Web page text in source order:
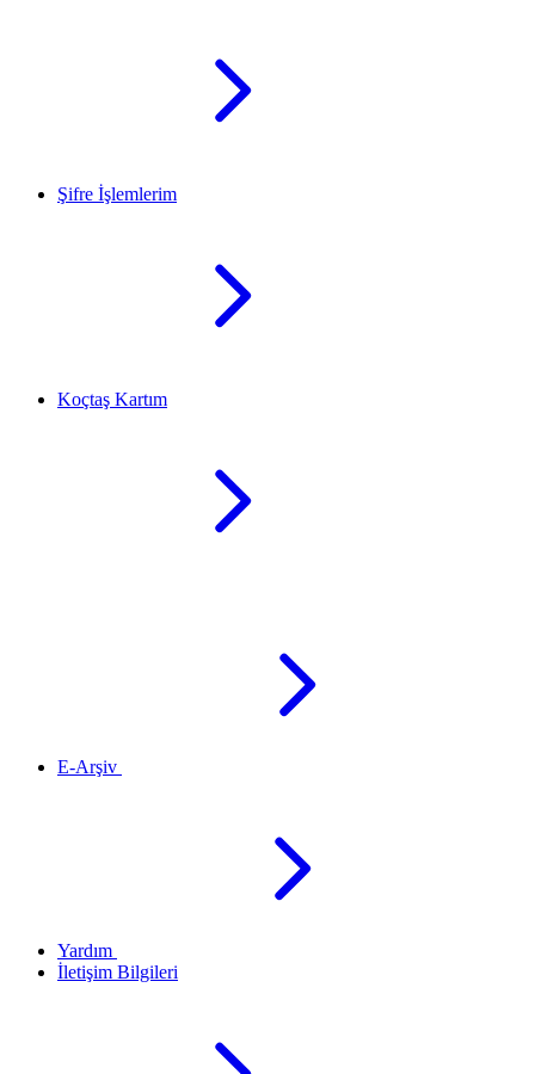
Şifre İşlemlerim
Koçtaş Kartım
E-Arşiv
Yardım
İletişim Bilgileri